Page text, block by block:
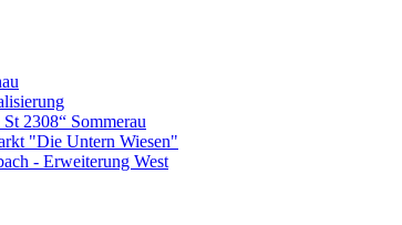
2308“ Sommerau
"Die Untern Wiesen"
- Erweiterung West